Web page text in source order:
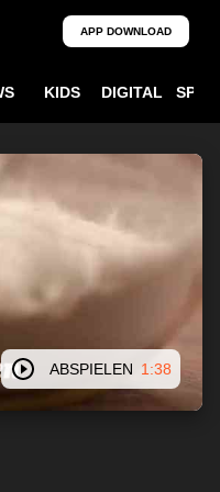
APP DOWNLOAD
KIDS DIGITAL
ABSPIELEN 1:38